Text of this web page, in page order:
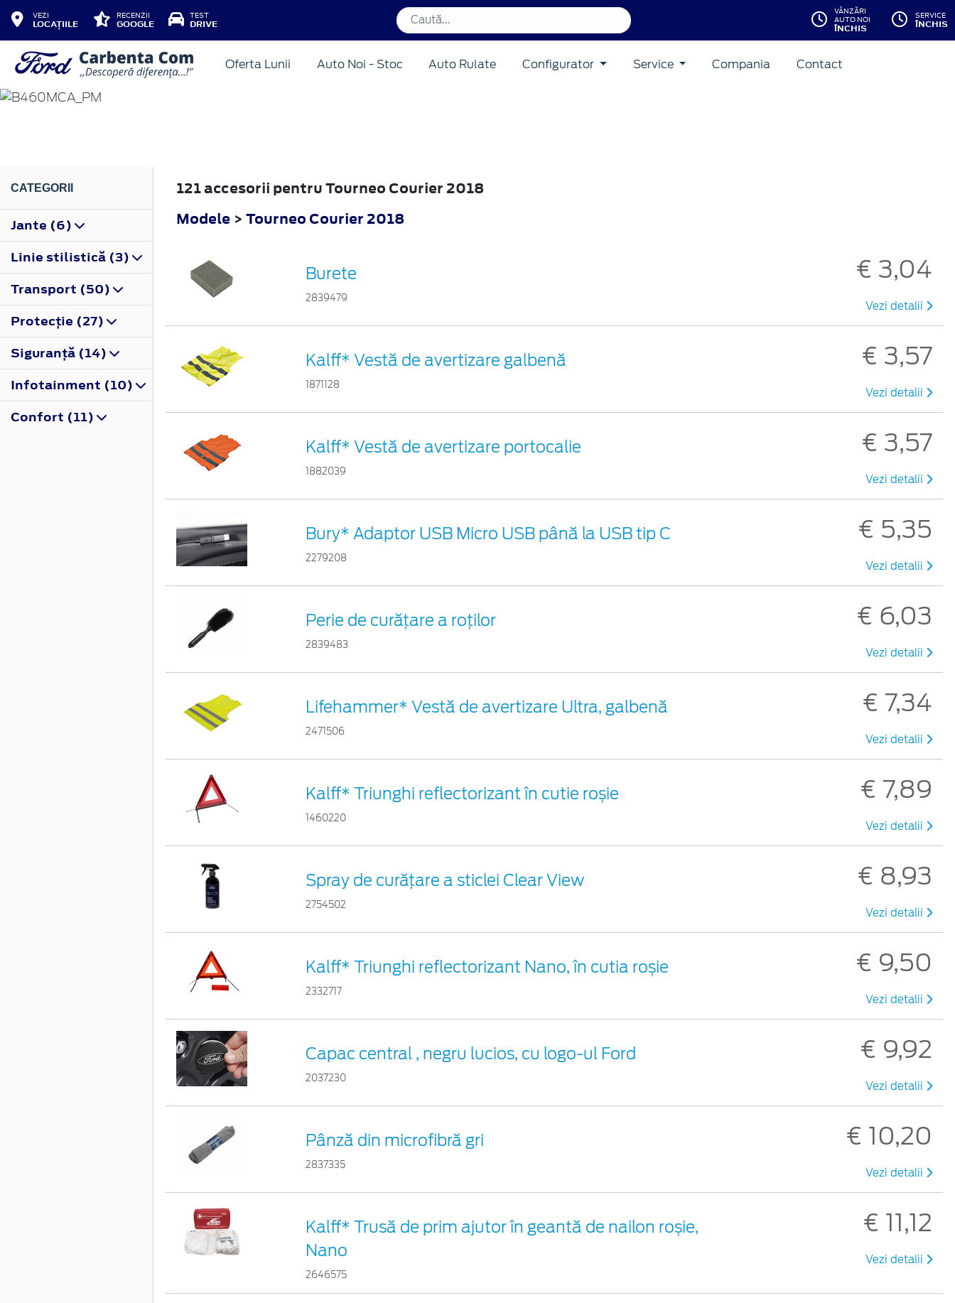
VEZI
LOCAȚIILE
RECENZII
GOOGLE
TEST
DRIVE
VÂNZĂRI
AUTO NOI
ÎNCHIS
SERVICE
ÎNCHIS
Oferta Lunii Auto Noi - Stoc Auto Rulate Configurator Service Compania Contact
TOURNEO COURIER
CATEGORII
Jante (6)
Linie stilistică (3)
Transport (50)
Protecţie (27)
Siguranţă (14)
Infotainment (10)
Confort (11)
121 accesorii pentru Tourneo Courier 2018
Modele > Tourneo Courier 2018
Burete
2839479
€ 3,04
Vezi detalii
Kalff* Vestă de avertizare galbenă
1871128
€ 3,57
Vezi detalii
Kalff* Vestă de avertizare portocalie
1882039
€ 3,57
Vezi detalii
Bury* Adaptor USB Micro USB până la USB tip C
2279208
€ 5,35
Vezi detalii
Perie de curățare a roților
2839483
€ 6,03
Vezi detalii
Lifehammer* Vestă de avertizare Ultra, galbenă
2471506
€ 7,34
Vezi detalii
Kalff* Triunghi reflectorizant în cutie roșie
1460220
€ 7,89
Vezi detalii
Spray de curățare a sticlei Clear View
2754502
€ 8,93
Vezi detalii
Kalff* Triunghi reflectorizant Nano, în cutia roșie
2332717
€ 9,50
Vezi detalii
Capac central , negru lucios, cu logo-ul Ford
2037230
€ 9,92
Vezi detalii
Pânză din microfibră gri
2837335
€ 10,20
Vezi detalii
Kalff* Trusă de prim ajutor în geantă de nailon roșie,
Nano
2646575
€ 11,12
Vezi detalii